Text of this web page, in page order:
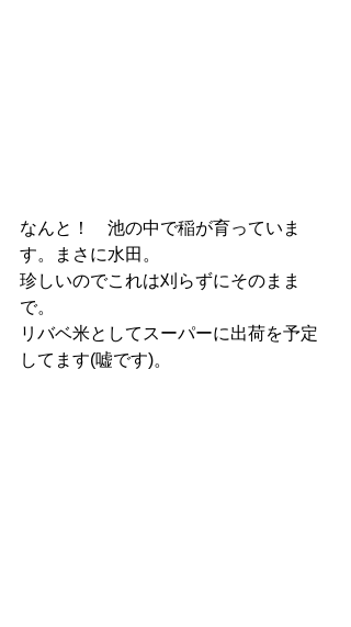
なんと！　池の中で稲が育っていま
す。まさに水田。
珍しいのでこれは刈らずにそのまま
で。
リバベ米としてスーパーに出荷を予定
してます(嘘です)。